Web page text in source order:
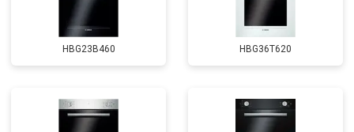
HBG23B460 HBG36T620